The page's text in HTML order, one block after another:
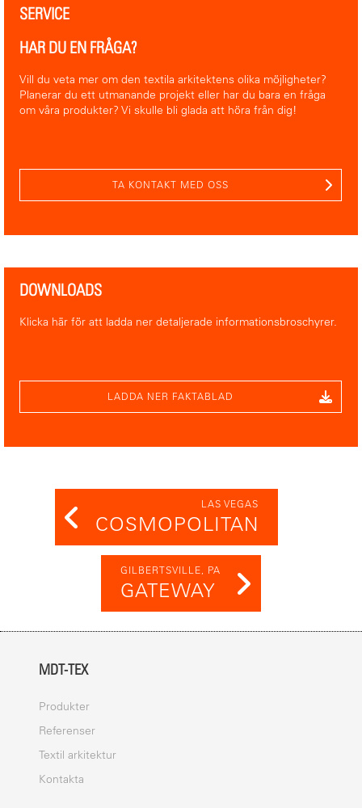
SERVICE
HAR DU EN FRÅGA?
Vill du veta mer om den textila arkitektens olika möjligheter?
Planerar du ett utmanande projekt eller har du bara en fråga
om våra produkter? Vi skulle bli glada att höra från dig!
TA KONTAKT MED OSS
DOWNLOADS
Klicka här för att ladda ner detaljerade informationsbroschyrer.
LADDA NER FAKTABLAD
LAS VEGAS
COSMOPOLITAN
GILBERTSVILLE, PA
GATEWAY
MDT-TEX
Produkter
Referenser
Textil arkitektur
Kontakta